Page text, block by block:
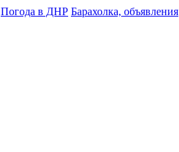
Погода в ДНР Барахолка, объявления